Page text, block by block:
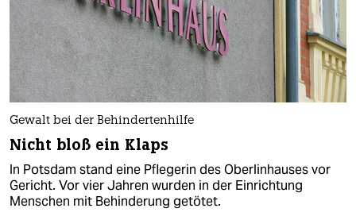
Gewalt bei der Behindertenhilfe
Nicht bloß ein Klaps
In Potsdam stand eine Pflegerin des Oberlinhauses vor
Gericht. Vor vier Jahren wurden in der Einrichtung
Menschen mit Behinderung getötet.